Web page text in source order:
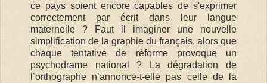
ce pays soient encore capables de s'exprimer
correctement par écrit dans leur langue
maternelle ? Faut il imaginer une nouvelle
simplification de la graphie du français, alors que
chaque tentative de réforme provoque un
psychodrame national ? La dégradation de
l’orthographe n’annonce-t-elle pas celle de la